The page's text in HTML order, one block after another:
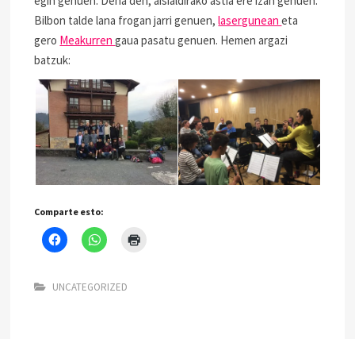
Bilbon talde lana frogan jarri genuen,laserguneaneta
gero Meakurrengaua pasatu genuen. Hemen argazi
batzuk:
Comparte esto:
UNCATEGORIZED